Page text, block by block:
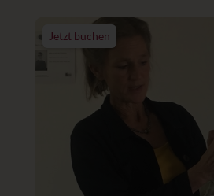
Jetzt buchen